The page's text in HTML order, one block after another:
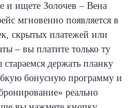
и ищете Золочев – Вена
мгновенно появляется в
скрытых платежей или
– вы платите только ту
держать планку
бонусную программу и
реально